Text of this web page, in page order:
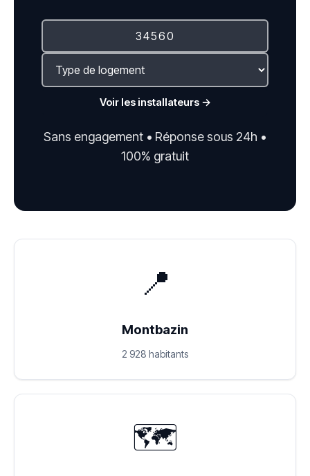
Voir les installateurs →
Sans engagement • Réponse sous 24h •
100% gratuit
📍
Montbazin
2 928 habitants
🗺️